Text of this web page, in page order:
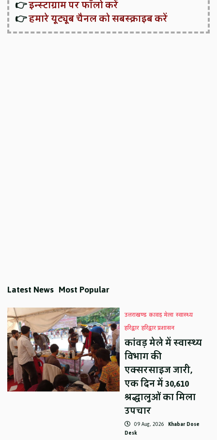
👉इन्स्टाग्राम पर फॉलो करें
👉हमारे यूट्यूब चैनल को सबस्क्राइब करें
Latest News Most Popular
उत्तराखण्ड कावड़ मेला स्वास्थ्य
हरिद्वार हरिद्वार प्रशासन
कांवड़ मेले में स्वास्थ्य
विभाग की
एक्सरसाइज जारी,
एक दिन में 30,610
श्रद्धालुओं का मिला
उपचार
09 Aug, 2026 Khabar Dose
Desk